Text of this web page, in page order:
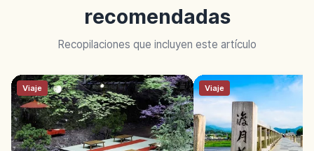
recomendadas
Recopilaciones que incluyen este artículo
Viaje Viaje